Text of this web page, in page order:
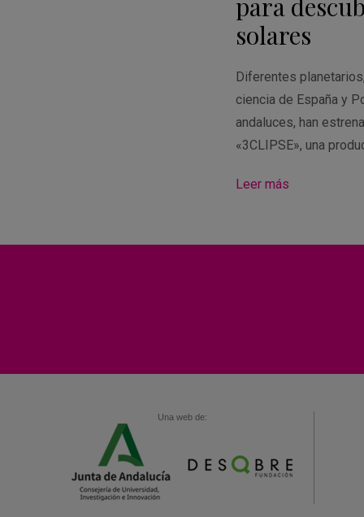
para
solares
Diferentes
ciencia de España y
andaluces, han
«3CLIPSE», una
Leer más
Una web de: